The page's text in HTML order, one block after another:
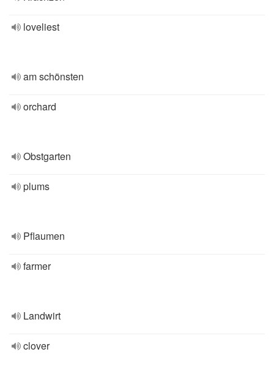
loveliest
am schönsten
orchard
Obstgarten
plums
Pflaumen
farmer
Landwirt
clover